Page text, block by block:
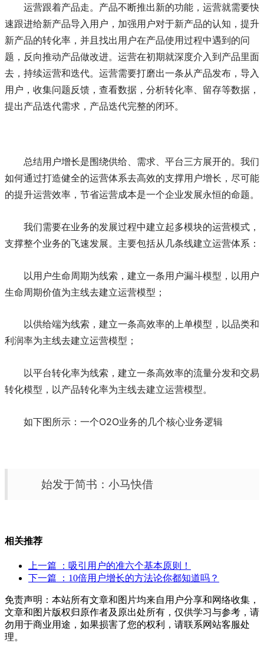
运营跟着产品走。产品不断推出新的功能，运营就需要快
速跟进给新产品导入用户，加强用户对于新产品的认知，提升
新产品的转化率，并且找出用户在产品使用过程中遇到的问
题，反向推动产品做改进。运营在初期就深度介入到产品里面
去，持续运营和迭代。运营需要打磨出一条从产品发布，导入
用户，收集问题反馈，查看数据，分析转化率、留存等数据，
提出产品迭代需求，产品迭代完整的闭环。
总结用户增长是围绕供给、需求、平台三方展开的。我们
如何通过打造健全的运营体系去高效的支撑用户增长，尽可能
的提升运营效率，节省运营成本是一个企业发展永恒的命题。
我们需要在业务的发展过程中建立起多模块的运营模式，
支撑整个业务的飞速发展。主要包括从几条线建立运营体系：
以用户生命周期为线索，建立一条用户漏斗模型，以用户
生命周期价值为主线去建立运营模型；
以供给端为线索，建立一条高效率的上单模型，以品类和
利润率为主线去建立运营模型；
以平台转化率为线索，建立一条高效率的流量分发和交易
转化模型，以产品转化率为主线去建立运营模型。
如下图所示：一个O2O业务的几个核心业务逻辑
始发于简书：小马快借
相关推荐
上一篇
：吸引用户的准六个基本原则！
下一篇
：10倍用户增长的方法论你都知道吗？
免责声明：本站所有文章和图片均来自用户分享和网络收集，
文章和图片版权归原作者及原出处所有，仅供学习与参考，请
勿用于商业用途，如果损害了您的权利，请联系网站客服处
理。